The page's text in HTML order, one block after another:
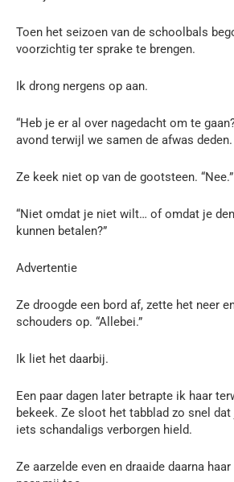
Toen het seizoen van de schoolbals
voorzichtig ter sprake te brengen.
Ik drong nergens op aan.
“Heb je er al over nagedacht om te
avond terwijl we samen de afwas deden.
Ze keek niet op van de gootsteen. “Nee.”
“Niet omdat je niet wilt… of omdat je
kunnen betalen?”
Advertentie
Ze droogde een bord af, zette het neer
schouders op. “Allebei.”
Ik liet het daarbij.
Een paar dagen later betrapte ik haar
bekeek. Ze sloot het tabblad zo snel
iets schandaligs verborgen hield.
Ze aarzelde even en draaide daarna